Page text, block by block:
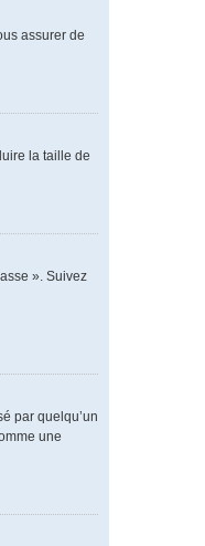
assurer de
la taille de
». Suivez
par quelqu’un
une